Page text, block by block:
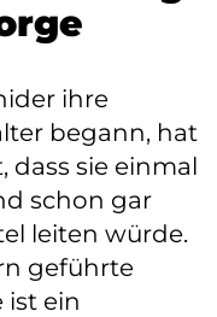
ihre
begann, hat
sie einmal
schon gar
leiten würde.
geführte
ist ein